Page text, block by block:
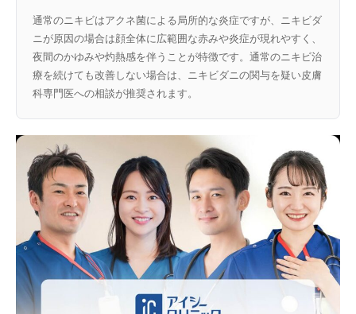
通常のニキビはアクネ菌による局所的な炎症ですが、ニキビダ
ニが原因の場合は顔全体に広範囲な赤みや炎症が現れやすく、
夜間のかゆみや灼熱感を伴うことが特徴です。通常のニキビ治
療を続けても改善しない場合は、ニキビダニの関与を疑い皮膚
科専門医への相談が推奨されます。